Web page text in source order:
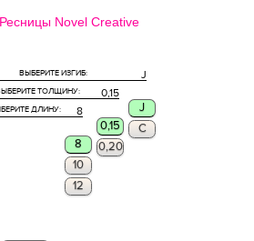
Novel Creative
J
ВЫБЕРИТЕ ИЗГИБ:
0,15
ТОЛЩИНУ:
8
ДЛИНУ:
J
0,15
8
10
12
0,20
C